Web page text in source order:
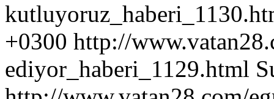
+0300 http://
ediyor_haberi_1129.html